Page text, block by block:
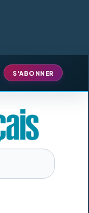
S'ABONNER